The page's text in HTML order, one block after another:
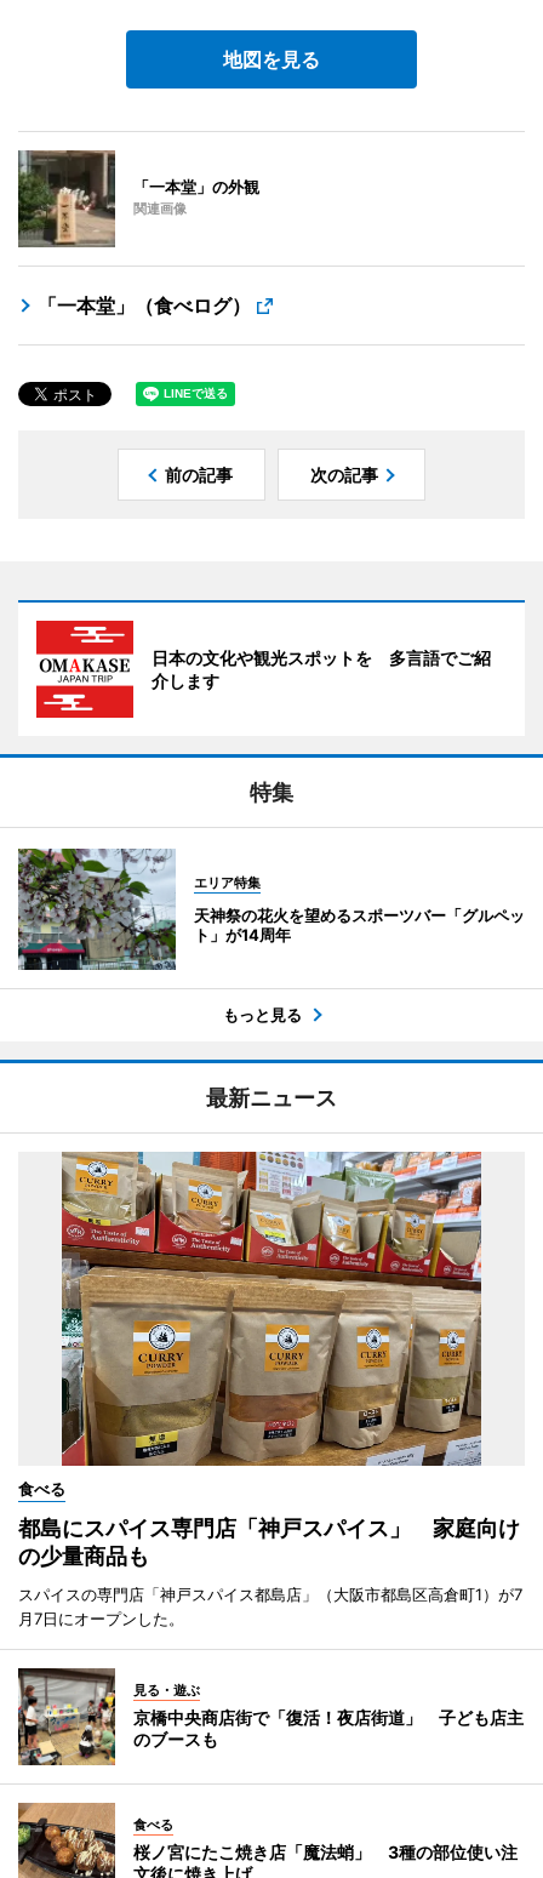
地図を見る
「一本堂」の外観
関連画像
「一本堂」（食べログ）
前の記事 次の記事
日本の文化や観光スポットを 多言語でご紹
介します
特集
エリア特集
天神祭の花火を望めるスポーツバー「グルペッ
ト」が14周年
もっと見る
最新ニュース
食べる
都島にスパイス専門店「神戸スパイス」 家庭向け
の少量商品も
スパイスの専門店「神戸スパイス都島店」（大阪市都島区高倉町1）が7
月7日にオープンした。
見る・遊ぶ
京橋中央商店街で「復活！夜店街道」 子ども店主
のブースも
食べる
桜ノ宮にたこ焼き店「魔法蛸」 3種の部位使い注
文後に焼き上げ